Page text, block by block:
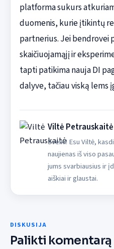
platforma sukurs
duomenis, kurie įtikintų
partnerius. Jei bendrovei
skaičiuojamąjį ir
tapti patikima nauja DI
dalyve, tačiau viską lems
Viltė Petrauskaitė
Sveiki! Esu Viltė,
naujienas iš viso
jums svarbiausius ir
aiškiai ir glaustai.
DISKUSIJA
Palikti komentarą